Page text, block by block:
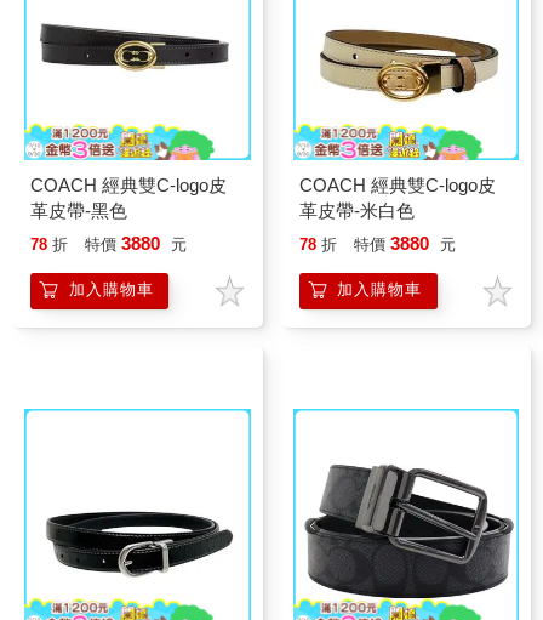
COACH 經典雙C-logo皮
革皮帶-黑色
78 折 特價 3880 元
加入購物車
COACH 經典雙C-logo皮
革皮帶-米白色
78 折 特價 3880 元
加入購物車